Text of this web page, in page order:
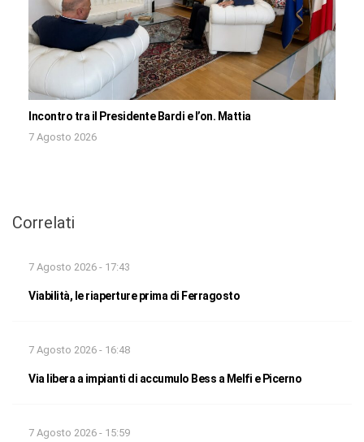
Incontro tra il Presidente Bardi e l’on. Mattia
7 Agosto 2026
Correlati
7 Agosto 2026 - 17:43
Viabilità, le riaperture prima di Ferragosto
7 Agosto 2026 - 16:48
Via libera a impianti di accumulo Bess a Melfi e Picerno
7 Agosto 2026 - 15:59